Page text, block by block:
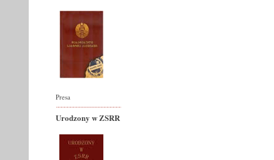
Presa
Urodzony w ZSRR